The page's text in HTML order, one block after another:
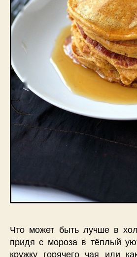
Что может быть лучше в
придя с мороза в тёплый
кружку горячего чая или